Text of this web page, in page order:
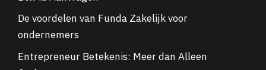
De voordelen van Funda Zakelijk voor
ondernemers
Entrepreneur Betekenis: Meer dan Alleen